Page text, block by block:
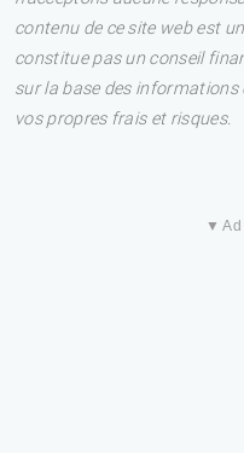
contenu de ce site web est
constitue pas un conseil
sur la base des
vos propres frais et risques.
▼ Ad